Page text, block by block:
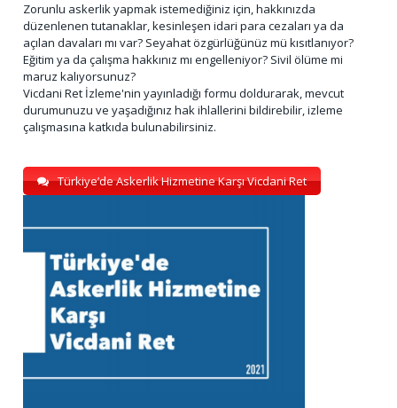
Zorunlu askerlik yapmak istemediğiniz için, hakkınızda
düzenlenen tutanaklar, kesinleşen idari para cezaları ya da
açılan davaları mı var? Seyahat özgürlüğünüz mü kısıtlanıyor?
Eğitim ya da çalışma hakkınız mı engelleniyor? Sivil ölüme mi
maruz kalıyorsunuz?
Vicdani Ret İzleme'nin yayınladığı formu doldurarak, mevcut
durumunuzu ve yaşadığınız hak ihlallerini bildirebilir, izleme
çalışmasına katkıda bulunabilirsiniz.
Türkiye’de Askerlik Hizmetine Karşı Vicdani Ret